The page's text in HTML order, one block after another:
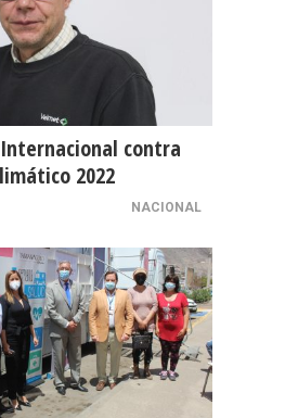
contra
2022
NACIONAL